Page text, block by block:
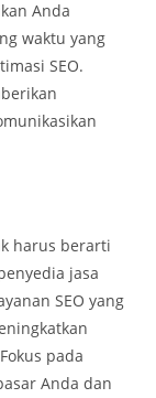
Anda
waktu yang
SEO.
harus berarti
jasa
SEO yang
pada
Anda dan